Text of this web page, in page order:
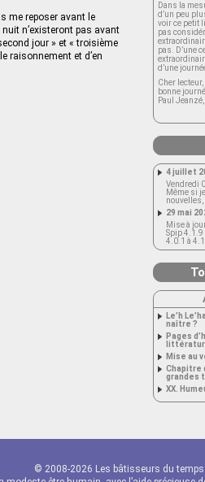
me reposer avant le
n’existeront pas avant
jour » et « troisième
raisonnement et d’en
Dans la
d’un peu
voir ce petit
pas
pas. D’une
d’une
Cher
bonne
Paul
4 juillet
Vendredi
Même si
nouvelles,
29 mai
Mise à
Spip 4.1.9
4.0.1 à
Le’h
naître ?
Pages
Mise au
Chapitre
grandes
XX.
© 2008-2026 Les bâtisseurs du temps |